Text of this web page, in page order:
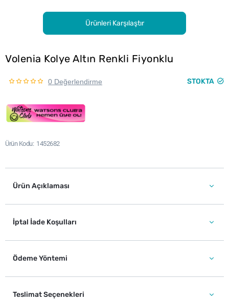
Ürünleri Karşılaştır
Volenia Kolye Altın Renkli Fiyonklu
0 Değerlendirme STOKTA
Ürün Kodu 1452682
Ürün Açıklaması
İptal İade Koşulları
Ödeme Yöntemi
Teslimat Seçenekleri